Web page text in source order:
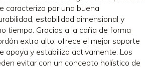
caracteriza por una buena
estabilidad dimensional y
tiempo. Gracias a la caña de forma
extra alto, ofrece el mejor soporte
apoya y estabiliza activamente. Los
evitar con un concepto holístico de